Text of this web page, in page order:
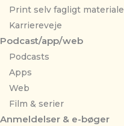
Print selv fagligt materiale
Karriereveje
Podcast/app/web
Podcasts
Apps
Web
Film & serier
Anmeldelser & e-bøger